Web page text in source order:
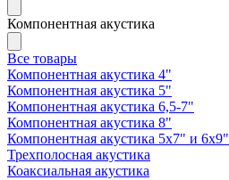
Компонентная акустика
Все товары
Компонентная акустика 4"
Компонентная акустика 5"
Компонентная акустика 6,5-7"
Компонентная акустика 8"
Компонентная акустика 5х7" и 6х9"
Трехполосная акустика
Коаксиальная акустика